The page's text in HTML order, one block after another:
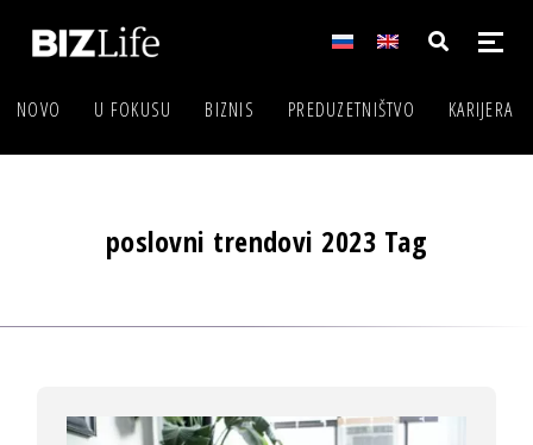
NOVO U FOKUSU BIZNIS PREDUZETNIŠTVO KARIJERA
poslovni trendovi 2023 Tag